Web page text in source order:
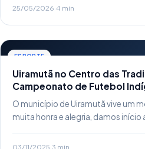
25/05/2026·4 min
ESPORTE
Uiramutã no Centro das
Campeonato de Futebol
O município de Uiramutã vive um
muita honra e alegria, damos início
03/11/2025·3 min